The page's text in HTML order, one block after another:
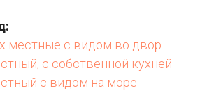
местные с видом во двор
с собственной кухней
с видом на море